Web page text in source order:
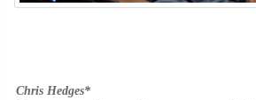
Chris Hedges*